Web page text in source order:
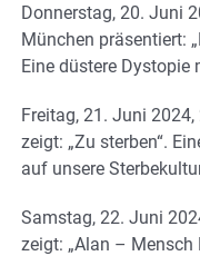
Donnerstag, 20. Juni
München präsentiert:
Eine düstere Dystopie
Freitag, 21. Juni
zeigt: „Zu sterben“.
auf unsere
Samstag, 22. Juni
zeigt: „Alan –